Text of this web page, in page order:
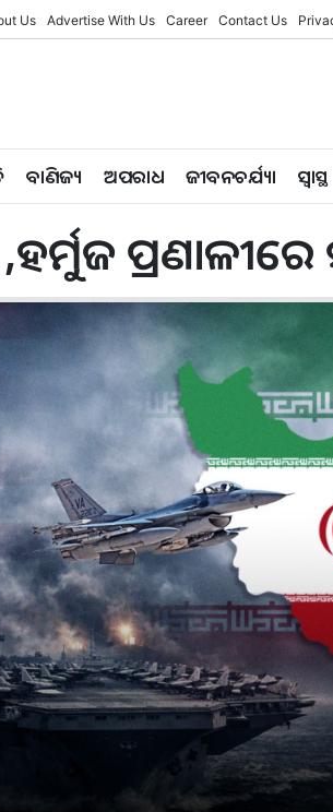
Us Advertise With Us Career Contact Us
ବାଣିଜ୍ୟ ଅପରାଧ ଜୀବନଚର୍ଯ୍ୟା ସ୍ୱାସ୍ଥ
,ହର୍ମୁଜ